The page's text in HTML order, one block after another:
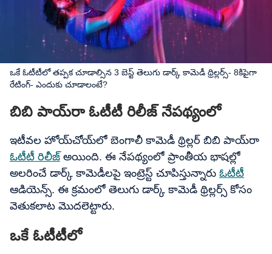
ఒకే ఓటీటీలో తప్పక చూడాల్సిన 3 బెస్ట్ తెలుగు డార్క్ కామెడీ థ్రిల్లర్స్- 8కిపైగా
రేటింగ్- ఎందుకు చూడాలంటే?
బిబి పాయ్‌రా ఓటీటీ రిలీజ్ నేపథ్యంలో
ఇటీవల హోయ్‌చోయ్‌లో బెంగాలీ కామెడీ థ్రిల్లర్ బిబి పాయ్‌రా
ఓటీటీ రిలీజ్ అయింది. ఈ నేపథ్యంలో ప్రాంతీయ భాషల్లో
అలరించే డార్క్ కామెడీలపై ఇంట్రెస్ట్ చూపిస్తున్నారు ఓటీటీ
ఆడియెన్స్. ఈ క్రమంలో తెలుగు డార్క్ కామెడీ థ్రిల్లర్స్ కోసం
వెతుకలాట మొదలెట్టారు.
ఒకే ఓటీటీలో